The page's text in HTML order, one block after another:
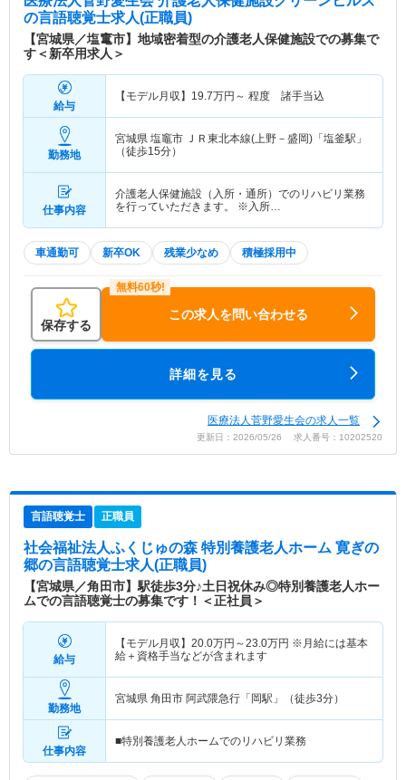
の言語聴覚士求人(正職員)
【宮城県／塩竃市】地域密着型の介護老人保健施設での募集で
す＜新卒用求人＞
給与
【モデル月収】 19.7万円～ 程度 諸手当込
勤務地
宮城県 塩竈市 ＪＲ東北本線(上野－盛岡)「塩釜駅」
（徒歩15分）
仕事内容
介護老人保健施設（入所・通所）でのリハビリ業務
を行っていただきます。 ※入所…
車通勤可 新卒OK 残業少なめ 積極採用中
保存する
この求人を問い合わせる
詳細を見る
医療法人菅野愛生会の求人一覧
更新日：2026/05/26 求人番号：10202520
言語聴覚士 正職員
社会福祉法人ふくじゅの森 特別養護老人ホーム 寛ぎの
郷の言語聴覚士求人(正職員)
【宮城県／角田市】駅徒歩3分♪土日祝休み◎特別養護老人ホー
ムでの言語聴覚士の募集です！＜正社員＞
給与
【モデル月収】 20.0万円～23.0万円 ※月給には基本
給＋資格手当などが含まれます
勤務地
宮城県 角田市 阿武隈急行「岡駅」（徒歩3分）
仕事内容
■特別養護老人ホームでのリハビリ業務